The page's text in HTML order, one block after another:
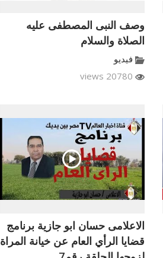
وصف النبى المصطفى عليه
الصلاة والسلام
فيديو
الاعلامى حسان ابو جازية برنامج
قضايا الرأي العام عن خيانة المراة